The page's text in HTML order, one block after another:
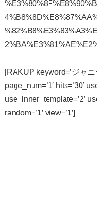
[RAKUP keyword=’ジャニ
page_num=’1′ hits=’30’
use_inner_template=’2′
random=’1′ view=’1′]